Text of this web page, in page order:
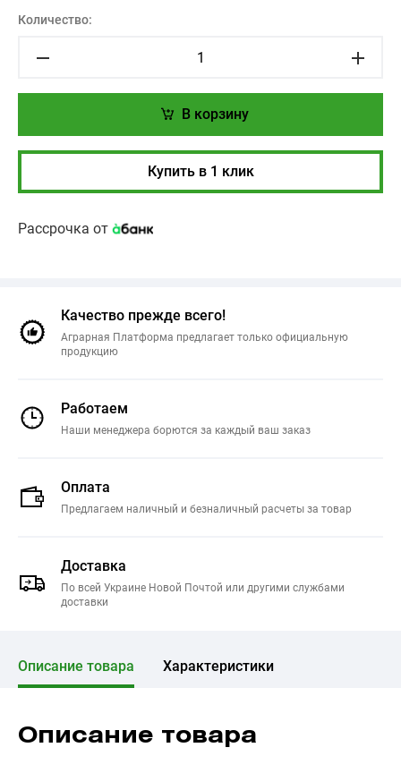
Количество:
В корзину
Купить в 1 клик
Рассрочка от
Качество прежде всего!
Аграрная Платформа предлагает только официальную
продукцию
Работаем
Наши менеджера борются за каждый ваш заказ
Оплата
Предлагаем наличный и безналичный расчеты за товар
Доставка
По всей Украине Новой Почтой или другими службами
доставки
Описание товара Характеристики
Описание товара